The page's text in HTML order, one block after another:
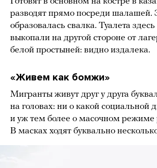
разводят прямо посреди шалашей.
образовалась свалка. Туалета
выкопали на другой стороне от
белой простыней: видно издалека.
«Живем как бомжи»
Мигранты живут друг у друга
на головах: ни о какой социальной
и уж тем более о масочном режиме
В масках ходят буквально